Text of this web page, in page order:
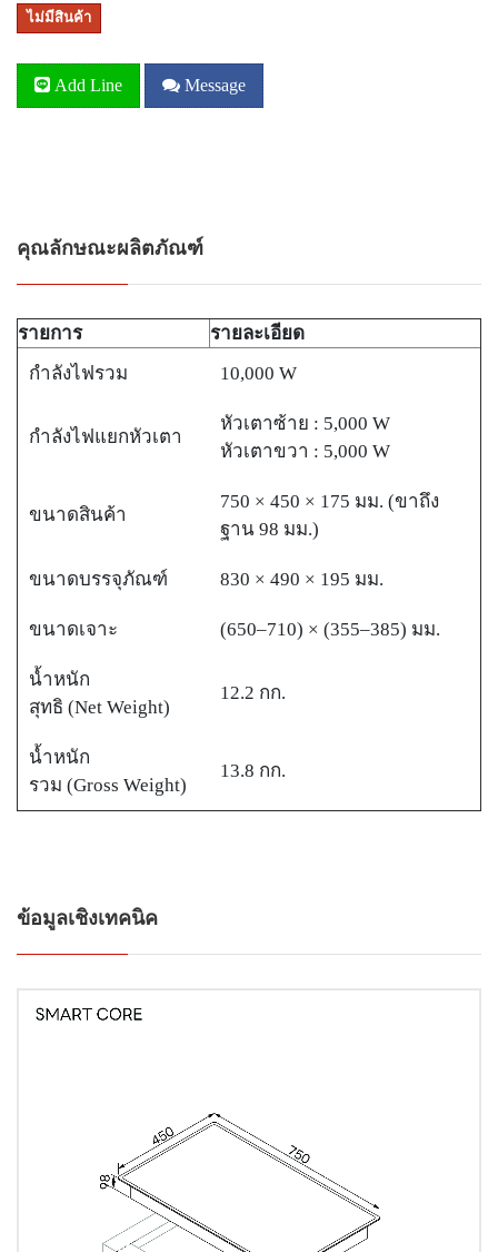
ไม่มีสินค้า
Add Line Message
คุณลักษณะผลิตภัณฑ์
รายการ
รายละเอียด
กำลังไฟรวม
10,000 W
กำลังไฟแยกหัวเตา
หัวเตาซ้าย : 5,000 W
หัวเตาขวา : 5,000 W
ขนาดสินค้า
750 × 450 × 175 มม. (ขาถึง
ฐาน 98 มม.)
ขนาดบรรจุภัณฑ์ 830 × 490 × 195 มม.
ขนาดเจาะ (650–710) × (355–385) มม.
น้ำหนัก
สุทธิ (Net Weight)
12.2 กก.
น้ำหนัก
รวม (Gross Weight)
13.8 กก.
ข้อมูลเชิงเทคนิค